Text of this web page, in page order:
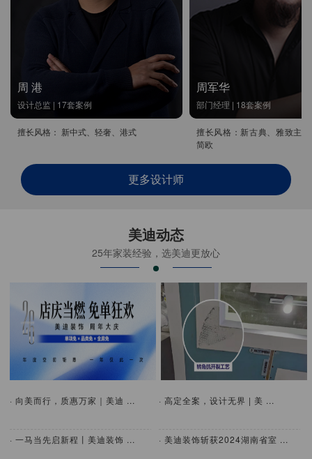
周 港
设计总监 | 17套案例
擅长风格： 新中式、轻奢、港式
周军华
部门经理 | 18套案例
擅长风格：新古典、雅致主
简欧
更多设计师
美迪动态
25年家装经验，选美迪更放心
· 向美而行，质惠万家｜美迪 ...
· 一马当先启新程丨美迪装饰 ...
· 高定全案，设计无界 | 美 ...
· 美迪装饰斩获2024湖南省室 ...